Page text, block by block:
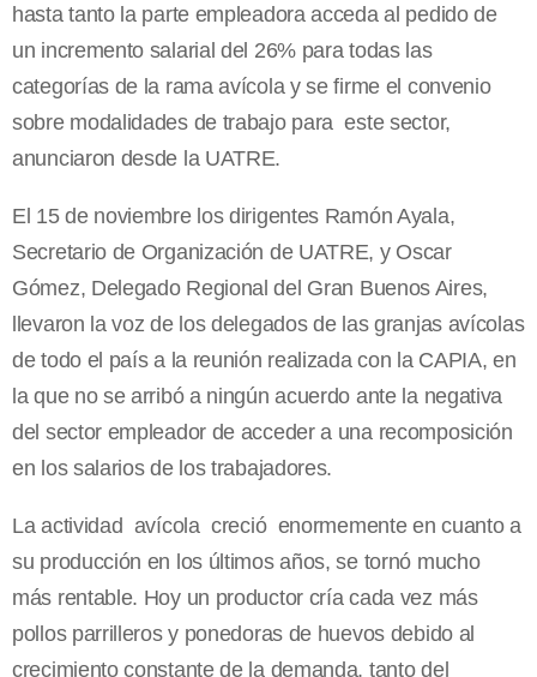
hasta tanto la parte empleadora acceda al pedido de
un incremento salarial del 26% para todas las
categorías de la rama avícola y se firme el convenio
sobre modalidades de trabajo para este sector,
anunciaron desde la UATRE.
El 15 de noviembre los dirigentes Ramón Ayala,
Secretario de Organización de UATRE, y Oscar
Gómez, Delegado Regional del Gran Buenos Aires,
llevaron la voz de los delegados de las granjas avícolas
de todo el país a la reunión realizada con la CAPIA, en
la que no se arribó a ningún acuerdo ante la negativa
del sector empleador de acceder a una recomposición
en los salarios de los trabajadores.
La actividad avícola creció enormemente en cuanto a
su producción en los últimos años, se tornó mucho
más rentable. Hoy un productor cría cada vez más
pollos parrilleros y ponedoras de huevos debido al
crecimiento constante de la demanda, tanto del